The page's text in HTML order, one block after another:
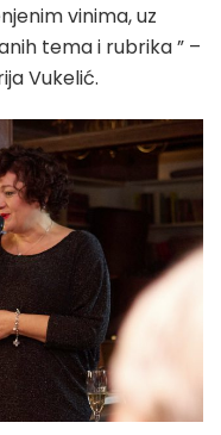
vinima, uz
tema i rubrika ” –
Vukelić.